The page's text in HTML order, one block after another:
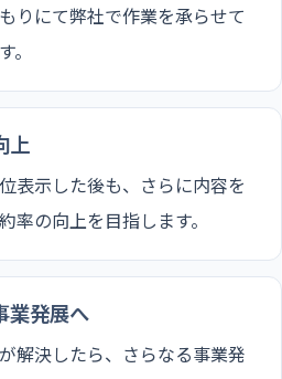
りにて弊社で作業を承らせて
。
上
表示した後も、さらに内容を
率の向上を目指します。
業発展へ
解決したら、さらなる事業発